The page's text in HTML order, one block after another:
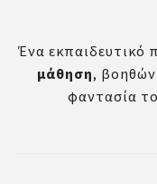
Ένα εκπαιδευτικό
μάθηση,
φαντασία